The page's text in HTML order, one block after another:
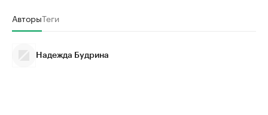
АвторыТеги
Надежда Будрина